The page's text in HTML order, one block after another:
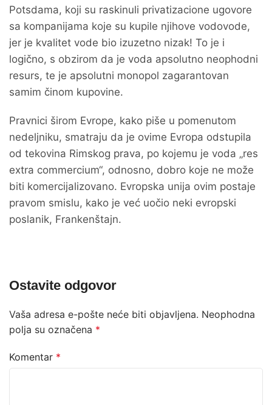
Potsdama, koji su raskinuli privatizacione ugovore
sa kompanijama koje su kupile njihove vodovode,
jer je kvalitet vode bio izuzetno nizak! To je i
logično, s obzirom da je voda apsolutno neophodni
resurs, te je apsolutni monopol zagarantovan
samim činom kupovine.
Pravnici širom Evrope, kako piše u pomenutom
nedeljniku, smatraju da je ovime Evropa odstupila
od tekovina Rimskog prava, po kojemu je voda „res
extra commercium“, odnosno, dobro koje ne može
biti komercijalizovano. Evropska unija ovim postaje
pravom smislu, kako je već uočio neki evropski
poslanik, Frankenštajn.
Ostavite odgovor
Vaša adresa e-pošte neće biti objavljena. Neophodna
polja su označena *
Komentar *